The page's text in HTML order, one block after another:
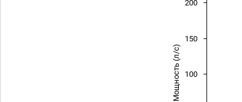
Мощность (л/с) 100
150
200